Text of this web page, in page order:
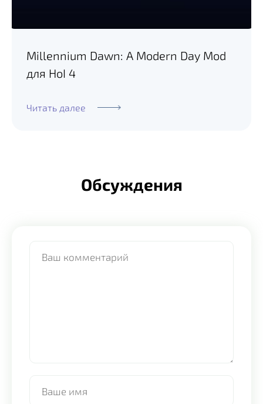
Millennium Dawn: A Modern Day Mod
для HoI 4
Читать далее
Обсуждения